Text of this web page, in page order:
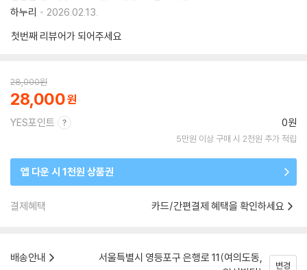
하누리
2026.02.13.
첫번째 리뷰어가 되어주세요
28,000원
28,000
YES포인트 0원
5만원 이상 구매 시 2천원 추가 적립
앱 다운 시 1천원 상품권
결제혜택 카드/간편결제 혜택을 확인하세요
배송안내
서울특별시 영등포구 은행로 11(여의도동,
변경